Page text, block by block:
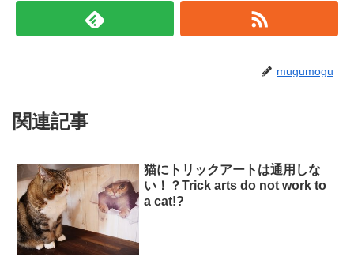
mugumogu
関連記事
猫にトリックアートは通用しな
い！？Trick arts do not work to
a cat!?